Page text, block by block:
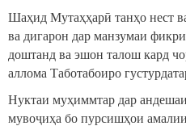
Шаҳид Мутаҳҳарӣ танҳо нест
ва дигарон дар манзумаи
доштанд ва эшон талош кард
аллома Таботабоиро
Нуктаи муҳиммтар дар
мувоҷиҳа бо пурсишҳои